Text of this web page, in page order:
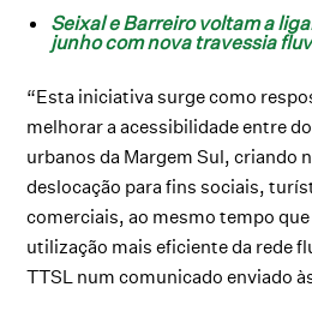
Seixal e Barreiro voltam a
junho com nova travessia
“Esta iniciativa surge como
melhorar a acessibilidade entre
urbanos da Margem Sul, criando
deslocação para fins sociais,
comerciais, ao mesmo tempo
utilização mais eficiente da rede
TTSL num comunicado enviado